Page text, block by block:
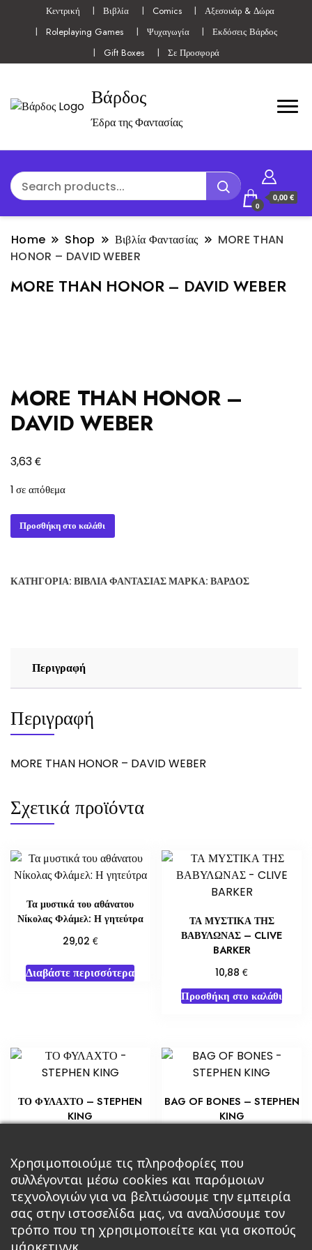
Κεντρική Βιβλία Comics
Αξεσουάρ & Δώρα
Roleplaying Games
Ψυχαγωγία
Εκδόσεις Βάρδος
Gift Boxes
Σε Προσφορά
Βάρδος
Έδρα της Φαντασίας
0
0,00 €
Home Shop Βιβλία Φαντασίας
MORE THAN
HONOR – DAVID WEBER
MORE THAN HONOR – DAVID WEBER
MORE THAN HONOR –
DAVID WEBER
3,63€
1 σε απόθεμα
MORE
THAN
DAVID
Προσθήκη στο καλάθι
ΚΑΤΗΓΟΡΊΑ: ΒΙΒΛΊΑ ΦΑΝΤΑΣΊΑΣΜΆΡΚΑ: ΒΆΡΔΟΣ
Περιγραφή
Περιγραφή
MORE THAN HONOR – DAVID WEBER
Σχετικά προϊόντα
Τα μυστικά του αθάνατου
Νίκολας Φλάμελ: Η γητεύτρα
29,02 €
Διαβάστε περισσότερα
ΤΑ ΜΥΣΤΙΚΑ ΤΗΣ
ΒΑΒΥΛΩΝΑΣ – CLIVE
BARKER
10,88€
Προσθήκη στο καλάθι
ΤΟ ΦΥΛΑΧΤΟ – STEPHEN
KING
Προσθήκη στο καλάθι
BAG OF BONES – STEPHEN
KING
Διαβάστε περισσότερα
Χρησιμοποιούμε τις πληροφορίες που
συλλέγονται μέσω cookies και παρόμοιων
τεχνολογιών για να βελτιώσουμε την εμπειρία
σας στην ιστοσελίδα μας, να αναλύσουμε τον
τρόπο που τη χρησιμοποιείτε και για σκοπούς
μάρκετινγκ.